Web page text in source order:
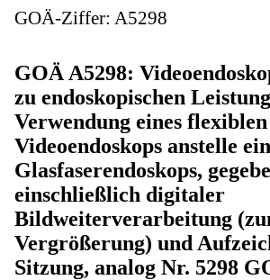
GOÄ-Ziffer: A5298
GOÄ A5298:
zu endoskopischen
Verwendung eines
Videoendoskops anstelle
Glasfaserendoskops,
einschließlich digitaler
Bildweiterverarbeitung
Vergrößerung) und
Sitzung, analog Nr. 5298